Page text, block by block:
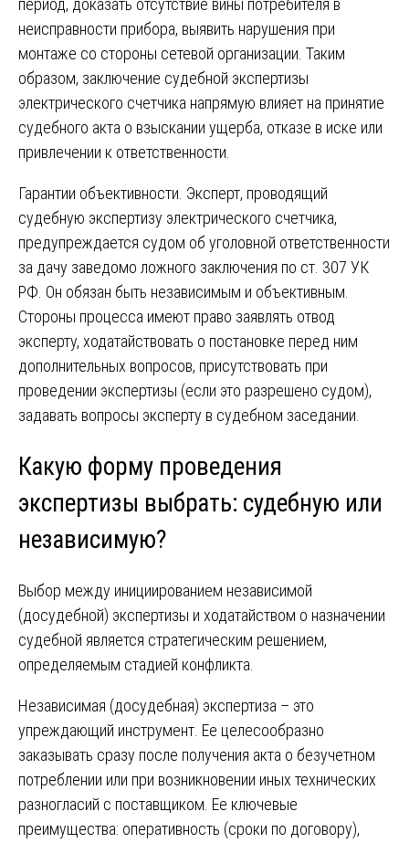
период, доказать отсутствие вины потребителя в
неисправности прибора, выявить нарушения при
монтаже со стороны сетевой организации. Таким
образом, заключение судебной экспертизы
электрического счетчика напрямую влияет на принятие
судебного акта о взыскании ущерба, отказе в иске или
привлечении к ответственности.
Гарантии объективности. Эксперт, проводящий
судебную экспертизу электрического счетчика,
предупреждается судом об уголовной ответственности
за дачу заведомо ложного заключения по ст. 307 УК
РФ. Он обязан быть независимым и объективным.
Стороны процесса имеют право заявлять отвод
эксперту, ходатайствовать о постановке перед ним
дополнительных вопросов, присутствовать при
проведении экспертизы (если это разрешено судом),
задавать вопросы эксперту в судебном заседании.
Какую форму проведения
экспертизы выбрать: судебную или
независимую?
Выбор между инициированием независимой
(досудебной) экспертизы и ходатайством о назначении
судебной является стратегическим решением,
определяемым стадией конфликта.
Независимая (досудебная) экспертиза – это
упреждающий инструмент. Ее целесообразно
заказывать сразу после получения акта о безучетном
потреблении или при возникновении иных технических
разногласий с поставщиком. Ее ключевые
преимущества: оперативность (сроки по договору),